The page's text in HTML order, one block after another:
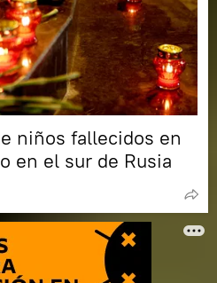
niños fallecidos en
en el sur de Rusia